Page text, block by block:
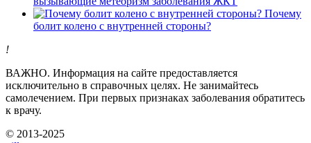
Почему
болит колено с внутренней стороны?
!
ВАЖНО. Информация на сайте предоставляется
исключительно в справочных целях. Не занимайтесь
самолечением. При первых признаках заболевания обратитесь
к врачу.
© 2013-2025